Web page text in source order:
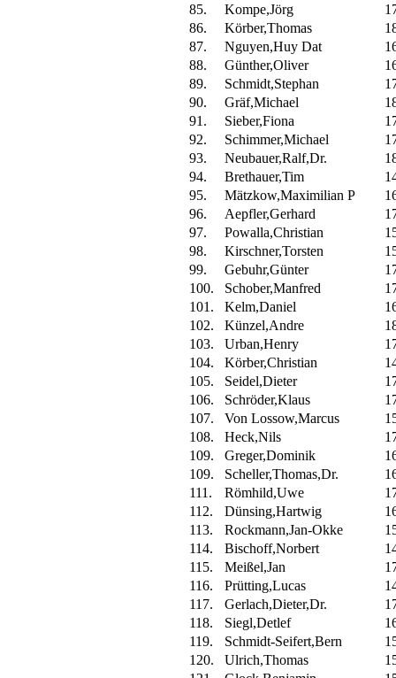
85.
Kompe,Jörg
86.
Körber,Thomas
87.
Nguyen,Huy Dat
88.
Günther,Oliver
89.
Schmidt,Stephan
90.
Gräf,Michael
91.
Sieber,Fiona
92.
Schimmer,Michael
93.
Neubauer,Ralf,Dr.
94.
Brethauer,Tim
95.
Mätzkow,Maximilian P
96.
Aepfler,Gerhard
97.
Powalla,Christian
98.
Kirschner,Torsten
99.
Gebuhr,Günter
100.
Schober,Manfred
101.
Kelm,Daniel
102.
Künzel,Andre
103.
Urban,Henry
104.
Körber,Christian
105.
Seidel,Dieter
106.
Schröder,Klaus
107.
Von Lossow,Marcus
108.
Heck,Nils
109.
Greger,Dominik
109.
Scheller,Thomas,Dr.
111.
Römhild,Uwe
112.
Dünsing,Hartwig
113.
Rockmann,Jan-Okke
114.
Bischoff,Norbert
115.
Meißel,Jan
116.
Prütting,Lucas
117.
Gerlach,Dieter,Dr.
118.
Siegl,Detlef
119.
Schmidt-Seifert,Bern
120.
Ulrich,Thomas